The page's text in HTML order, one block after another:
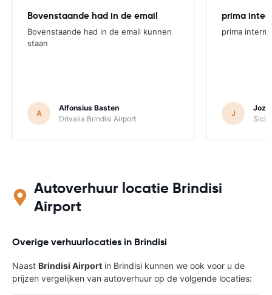
Bovenstaande had in de email
Bovenstaande had in de email kunnen
staan
A
Alfonsius Basten
Drivalia Brindisi Airport
prima
prima
J
Autoverhuur locatie Brindisi
Airport
Overige verhuurlocaties in Brindisi
Naast Brindisi Airport in Brindisi kunnen we ook voor u de
prijzen vergelijken van autoverhuur op de volgende locaties: